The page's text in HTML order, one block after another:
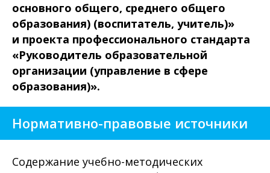
основного общего, среднего общего
образования) (воспитатель, учитель)»
и проекта профессионального стандарта
«Руководитель образовательной
организации (управление в сфере
образования)».
Нормативно-правовые источники
Содержание учебно-методических